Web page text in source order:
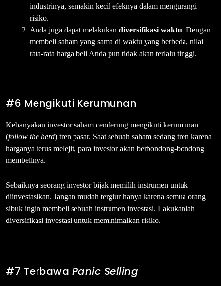
industrinya, semakin kecil efeknya dalam mengurangi
risiko.
Anda juga dapat melakukan diversifikasi waktu. Dengan
membeli saham yang sama di waktu yang berbeda, nilai
rata-rata harga beli Anda pun tidak akan terlalu tinggi.
#6 Mengikuti Kerumunan
Kebanyakan investor saham cenderung mengikuti kerumunan
(follow the herd) tren pasar. Saat sebuah saham sedang tren karena
harganya terus melejit, para investor akan berbondong-bondong
membelinya.
Sebaiknya seorang investor bijak memilih instrumen untuk
diinvestasikan. Jangan mudah tergiur hanya karena semua orang
sibuk ingin membeli sebuah instrumen investasi. Lakukanlah
diversifikasi investasi untuk meminimalkan risiko.
#7 Terbawa Panic Selling